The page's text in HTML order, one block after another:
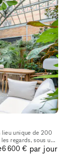
lieu unique de 200
regards, sous une
6 600 € par jour